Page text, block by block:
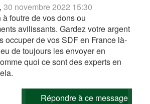
,30 novembre 2022 15:30
à foutre de vos dons ou
avilissants. Gardez votre argent
occuper de vos SDF en France là-
de toujours les envoyer en
quoi ce sont des experts en
Répondre à ce message